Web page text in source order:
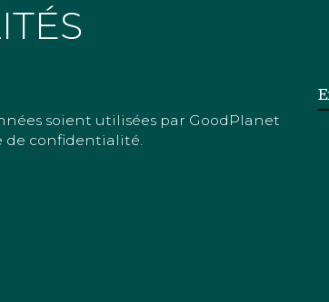
soient utilisées par GoodPlanet
de confidentialité.